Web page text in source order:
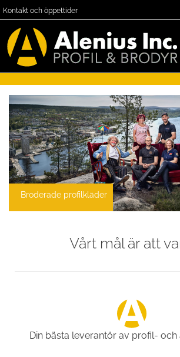
Kontakt och öppettider
Broderade profilkläder
Vårt mål är att
Din bästa leverantör av profil-